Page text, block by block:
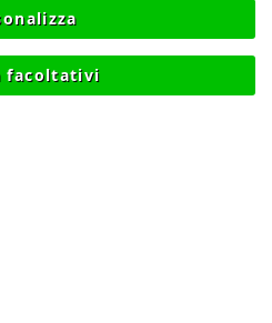
- P.IVA IT03420740130 - TEL
facoltativi